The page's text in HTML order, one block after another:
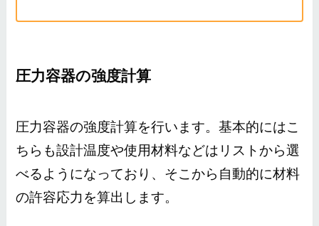
圧力容器の強度計算
圧力容器の強度計算を行います。基本的にはこ
ちらも設計温度や使用材料などはリストから選
べるようになっており、そこから自動的に材料
の許容応力を算出します。